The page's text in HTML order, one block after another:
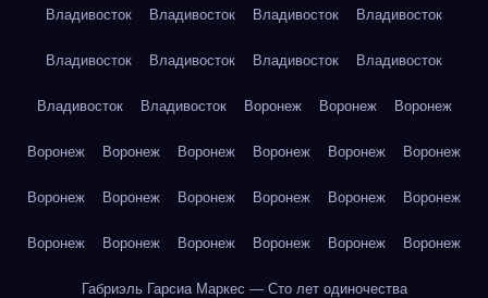
Владивосток Владивосток Владивосток Владивосток
Владивосток Владивосток Владивосток Владивосток
Владивосток Владивосток Воронеж Воронеж Воронеж
Воронеж Воронеж Воронеж Воронеж Воронеж Воронеж
Воронеж Воронеж Воронеж Воронеж Воронеж Воронеж
Воронеж Воронеж Воронеж Воронеж Воронеж Воронеж
Габриэль Гарсиа Маркес — Сто лет одиночества